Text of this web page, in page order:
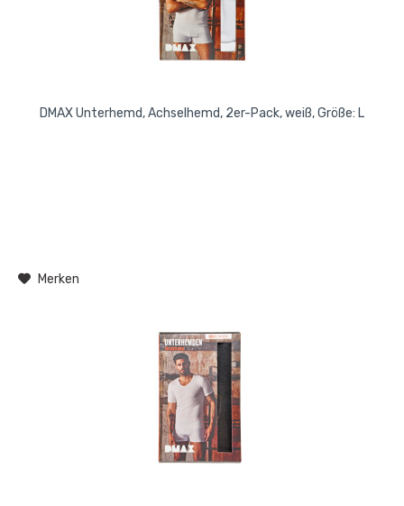
DMAX Unterhemd, Achselhemd, 2er-Pack, weiß, Größe: L
Merken